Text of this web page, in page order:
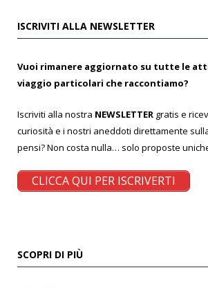
ISCRIVITI ALLA NEWSLETTER
Vuoi rimanere aggiornato su tutte le
viaggio particolari che raccontiamo?
Iscriviti alla nostra NEWSLETTER gratis e
curiosità e i nostri aneddoti direttamente
pensi? Non costa nulla… solo proposte
CLICCA QUI PER ISCRIVERTI
SCOPRI DI PIÙ